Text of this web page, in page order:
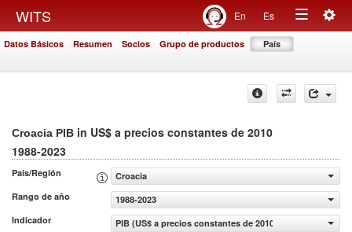
WITS En Es
Toggle
Datos Básicos Resumen Socios Grupo de productos País
Croacia PIB in US$ a precios constantes de 2010
1988-2023
País/Región
Croacia
Rango de año
1988-2023
Indicador
PIB (US$ a precios constantes de 2010)